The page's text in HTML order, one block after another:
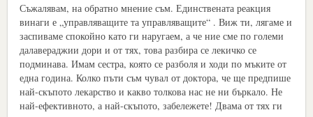
Съжалявам, на обратно мнение съм. Единствената реакция
винаги е „управляващите та управляващите“ . Виж ти, лягаме и
заспиваме спокойно като ги наругаем, а че ние сме по големи
далавераджии дори и от тях, това разбира се лекичко се
подминава. Имам сестра, която се разболя и ходи по мъките от
една година. Колко пъти съм чувал от доктора, че ще предпише
най-скъпото лекарство и какво толкова нас не ни бъркало. Не
най-ефективното, а най-скъпото, забележете! Двама от тях ги